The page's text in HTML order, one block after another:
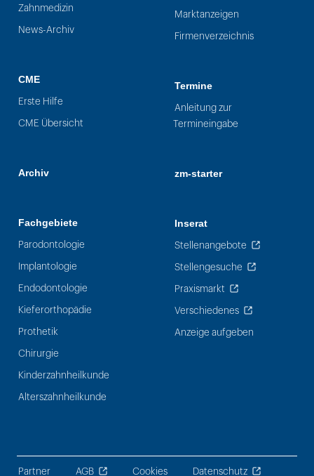
Zahnmedizin
News-Archiv
CME
Erste Hilfe
CME Übersicht
Archiv
Fachgebiete
Parodontologie
Implantologie
Endodontologie
Kieferorthopädie
Prothetik
Chirurgie
Kinderzahnheilkunde
Alterszahnheilkunde
Marktanzeigen
Firmenverzeichnis
Termine
Anleitung zur
Termineingabe
zm-starter
Inserat
Stellenangebote
Stellengesuche
Praxismarkt
Verschiedenes
Anzeige aufgeben
Partner AGB Cookies Datenschutz